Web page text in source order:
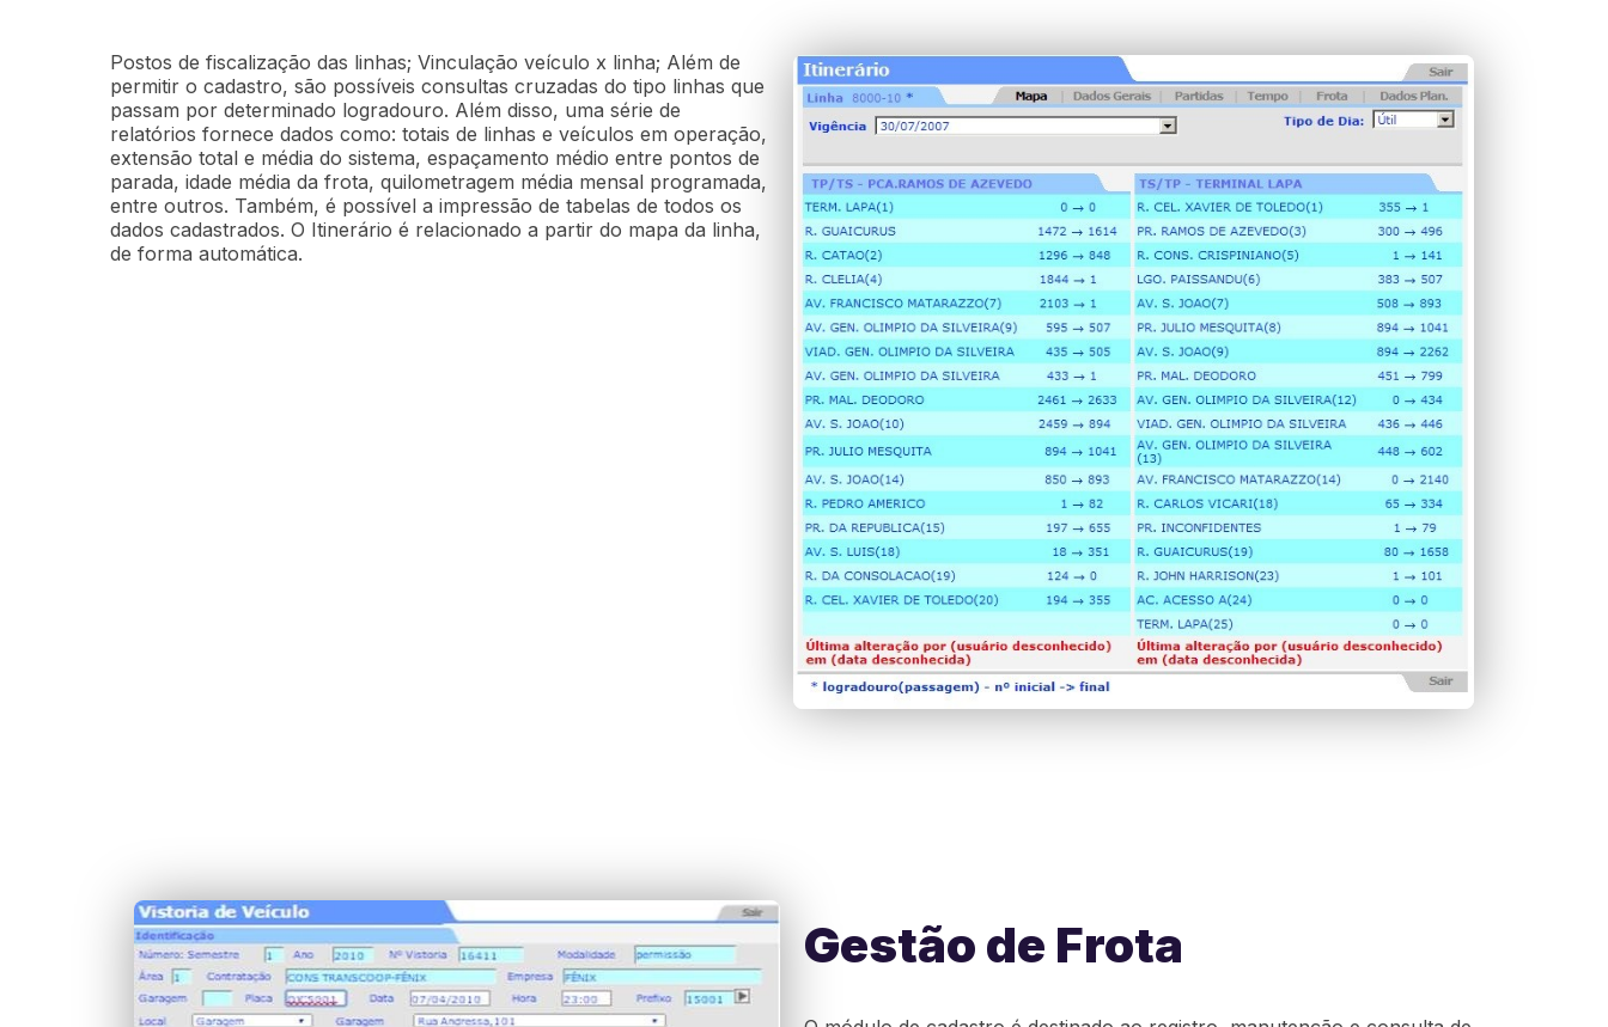
Postos de fiscalização das linhas; Vinculação veículo x linha; Além de
permitir o cadastro, são possíveis consultas cruzadas do tipo linhas que
passam por determinado logradouro. Além disso, uma série de
relatórios fornece dados como: totais de linhas e veículos em operação,
extensão total e média do sistema, espaçamento médio entre pontos de
parada, idade média da frota, quilometragem média mensal programada,
entre outros. Também, é possível a impressão de tabelas de todos os
dados cadastrados. O Itinerário é relacionado a partir do mapa da linha,
de forma automática.
Gestão de Frota